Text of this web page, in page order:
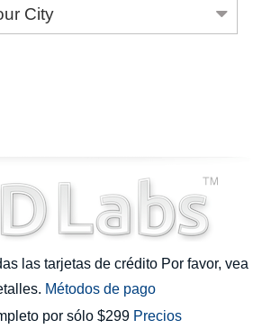
City
las tarjetas de crédito Por favor, vea
Métodos de pago
por sólo $299 Precios